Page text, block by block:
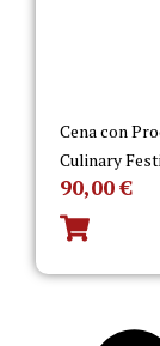
Cena con
Culinary
90,00€